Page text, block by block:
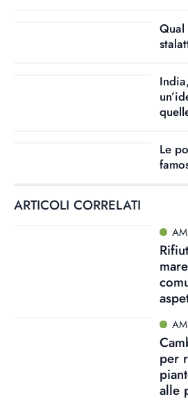
Qual
Le
ARTICOLI CORRELATI
per
alle